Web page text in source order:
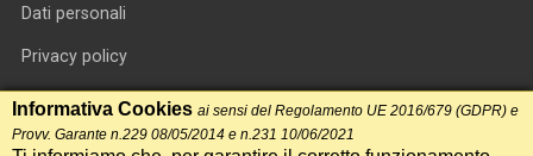
Dati personali
Privacy policy
Informativa cookie
RSS feed
Informativa Cookies ai sensi del Regolamento UE 2016/679 (GDPR) e
Provv. Garante n.229 08/05/2014 e n.231 10/06/2021